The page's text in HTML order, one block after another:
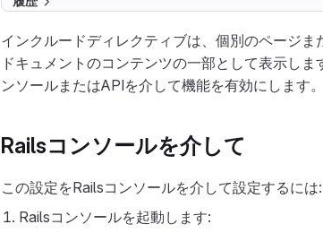
インクルードディレクティブは、個別のページ
ドキュメントのコンテンツの一部として表示し
ンソールまたはAPIを介して機能を有効にします。
Railsコンソールを介して
この設定をRailsコンソールを介して設定するには:
Railsコンソールを起動します: